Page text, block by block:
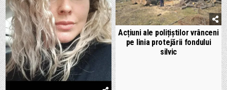
Acțiuni ale polițiștilor vrânceni
pe linia protejării fondului
silvic